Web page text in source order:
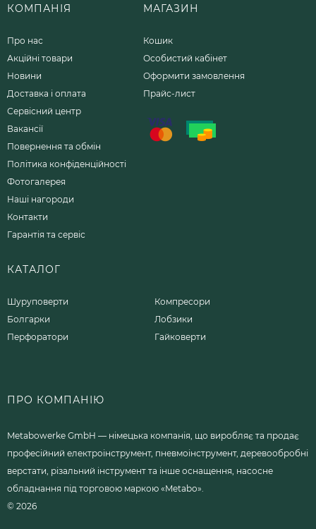
КОМПАНІЯ
Про нас
Акційні товари
Новини
Доставка і оплата
Сервісний центр
Вакансії
Повернення та обмін
Політика конфіденційності
Фотогалерея
Наші нагороди
Контакти
Гарантія та сервіс
МАГАЗИН
Кошик
Особистий кабінет
Оформити замовлення
Прайс-лист
КАТАЛОГ
Шуруповерти
Болгарки
Перфоратори
Компресори
Лобзики
Гайковерти
ПРО КОМПАНІЮ
Metabowerke GmbH — німецька компанія, що виробляє та продає
професійний електроінструмент, пневмоінструмент, деревообробні
верстати, різальний інструмент та інше оснащення, насосне
обладнання під торговою маркою «Metabo».
© 2026